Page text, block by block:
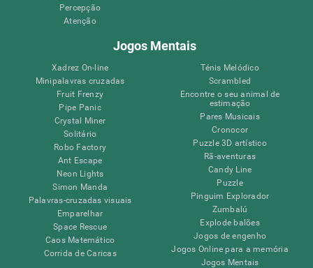
Percepção
Atenção
Jogos Mentais
Xadrez On-line
Minipalavras cruzadas
Fruit Frenzy
Pipe Panic
Crystal Miner
Solitário
Robo Factory
Ant Escape
Neon Lights
Simon Manda
Palavras-cruzadas visuais
Emparelhar
Space Rescue
Caos Matemático
Corrida de Caricas
Ténis Melódico
Scrambled
Encontre o seu animal de
estimação
Pares Musicais
Cronocor
Puzzle 3D artístico
Rã-aventuras
Candy Line
Puzzle
Pinguim Explorador
Zumbalú
Explode balões
Jogos de engenho
Jogos Online para a memória
Jogos Mentais